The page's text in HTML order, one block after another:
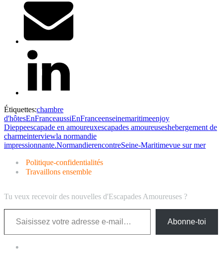
Étiquettes:chambre
d'hôtesEnFranceaussiEnFranceenseinemaritimeenjoy
Dieppeescapade en amoureuxescapades amoureuseshebergement de
charmeinterviewla normandie
impressionnante.NormandierencontreSeine-Maritimevue sur mer
Politique-confidentialités
Travaillons ensemble
Tu veux recevoir des nouvelles d'Escapades Amoureuses ?
Saisissez votre adresse e-mail…
Abonne-toi